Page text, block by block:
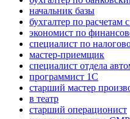
начальник базы
бухгалтер по расчетам
экономист по
специалист по
мастер-приемщик
специалист отдела
программист 1C
старший мастер
в театр
старший операционист